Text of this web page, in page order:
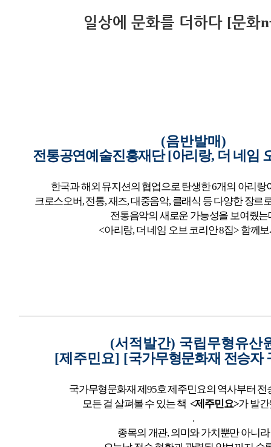
일상에 문화를 더하다 [문화n
(음반발매)
전통공연예술진흥재단 [아리랑, 더 네임
한국과 해외 뮤지션의 협업으로 탄생한6개의 아리랑
크로스오버,전통,재즈,대중음악,클래식 등다양한 장르
전통음악의 새로운 가능성을 보여줬는
<아리랑,더 네임 오브 코리안8집> 함께
(서적발간) 국립무형유산
[제주민요] [국가무형문화재 전승자
국가무형문화재 제95호제주민요의 역사부터 전
모든 걸 살펴볼 수 있는 책 <제주민요>가 발
.
종목의 개관,의미와 가치뿐만 아니라